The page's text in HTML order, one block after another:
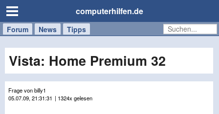
computerhilfen.de
Forum News Tipps
Handy
Tablet
Windows
Mac
Vista: Home Premium 32
Frage von billy1
05.07.09, 21:31:31 | 1324x gelesen